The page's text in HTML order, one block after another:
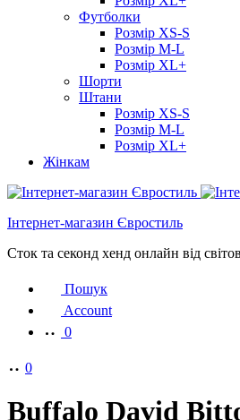
Футболки
Розмір XS-S
Розмір M-L
Розмір XL+
Шорти
Штани
Розмір XS-S
Розмір M-L
Розмір XL+
Жінкам
Інтернет-магазин Євростиль
Сток та секонд хенд онлайн від
Пошук
Account
0
0
Buffalo David